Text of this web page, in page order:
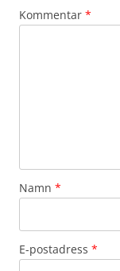
Kommentar *
Namn *
E-postadress *